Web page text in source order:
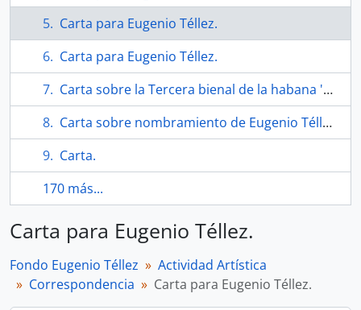
Carta para Eugenio Téllez.
Carta para Eugenio Téllez.
Carta sobre la Tercera bienal de la habana '89.
Carta sobre nombramiento de Eugenio Téllez por "The Ontario Arts Council".
Carta.
170 más...
Carta para Eugenio Téllez.
Fondo Eugenio Téllez
Actividad Artística
Correspondencia
Carta para Eugenio Téllez.